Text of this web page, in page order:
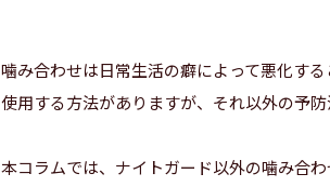
噛み合わせは日常生活の癖によって悪化す
使用する方法がありますが、それ以外の予
本コラムでは、ナイトガード以外の噛み合